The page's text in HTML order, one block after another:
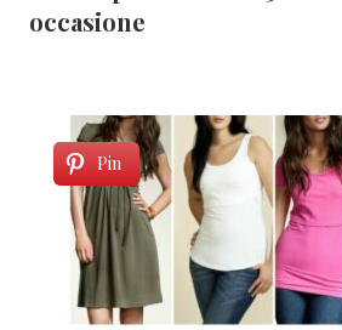
occasione
Pin